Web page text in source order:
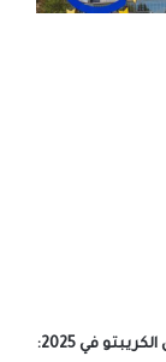
انهيار منصات التداول الكبيرة يُؤدي إلى انهيار سوق الكريبتو في 2025: